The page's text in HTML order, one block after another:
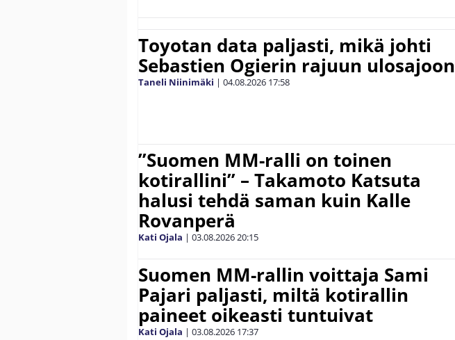
Toyotan data paljasti, mikä johti
Sebastien Ogierin rajuun ulosajoon
Taneli Niinimäki | 04.08.2026 17:58
”Suomen MM-ralli on toinen
kotirallini” – Takamoto Katsuta
halusi tehdä saman kuin Kalle
Rovanperä
Kati Ojala | 03.08.202620:15
Suomen MM-rallin voittaja Sami
Pajari paljasti, miltä kotirallin
paineet oikeasti tuntuivat
Kati Ojala | 03.08.2026 17:37